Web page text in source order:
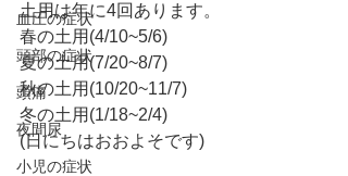
血圧の症状
頭部の症状
頭痛
夜間尿
小児の症状
土用は年に4回あります。
春の土用(4/10~5/6)
夏の土用(7/20~8/7)
秋の土用(10/20~11/7)
冬の土用(1/18~2/4)
(日にちはおおよそです)